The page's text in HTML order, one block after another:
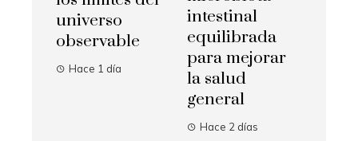
universo
observable
Hace 1 día
intestinal
equilibrada
para mejorar
la salud
general
Hace 2 días